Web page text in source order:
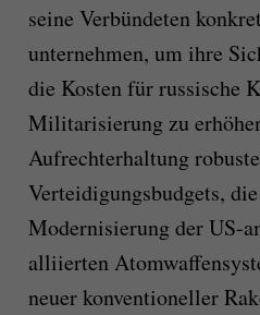
seine Verbündeten
unternehmen, um ihre
die Kosten für russische
Militarisierung zu
Aufrechterhaltung
Verteidigungsbudgets,
Modernisierung der US-
alliierten
neuer konventioneller